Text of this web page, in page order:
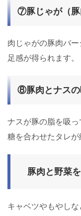
⑦豚じゃが（豚
肉じゃがの豚肉バ
足感が得られます。
⑧豚肉とナスの
ナスが豚の脂を吸
糖を合わせたタレが
豚肉と野菜
キャベツやもやし